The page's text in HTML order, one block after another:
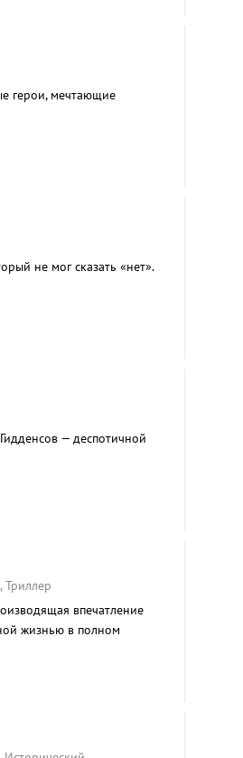
герои, мечтающие
не мог сказать «нет».
— деспотичной
Триллер
впечатление
жизнью в полном